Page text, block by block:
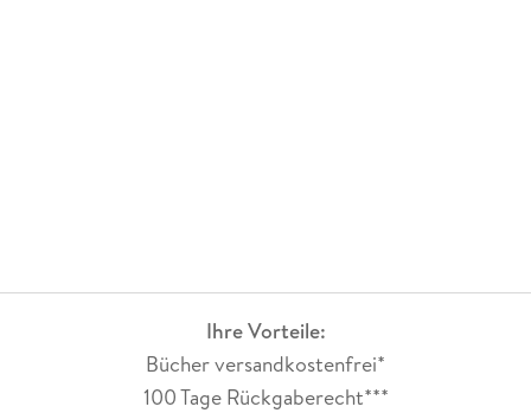
Ihre Vorteile:
Bücher versandkostenfrei*
100 Tage Rückgaberecht***